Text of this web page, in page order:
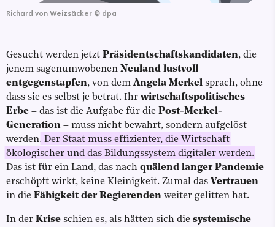
Richard von Weizsäcker © dpa
Gesucht werden jetzt Präsidentschaftskandidaten, die
jenem sagenumwobenen Neuland lustvoll
entgegenstapfen, von dem Angela Merkel sprach, ohne
dass sie es selbst je betrat. Ihr wirtschaftspolitisches
Erbe – das ist die Aufgabe für die Post-Merkel-
Generation – muss nicht bewahrt, sondern aufgelöst
werden. Der Staat muss effizienter, die Wirtschaft
ökologischer und das Bildungssystem digitaler werden.
Das ist für ein Land, das nach quälend langer Pandemie
erschöpft wirkt, keine Kleinigkeit. Zumal das Vertrauen
in die Fähigkeit der Regierenden weiter gelitten hat.
In der Krise schien es, als hätten sich die systemische